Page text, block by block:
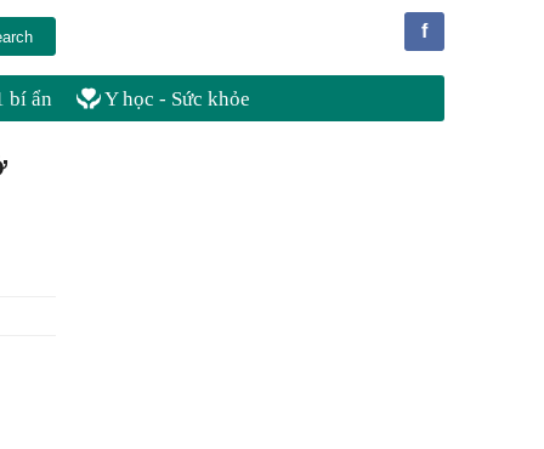
f
bí ẩn Y học - Sức khỏe